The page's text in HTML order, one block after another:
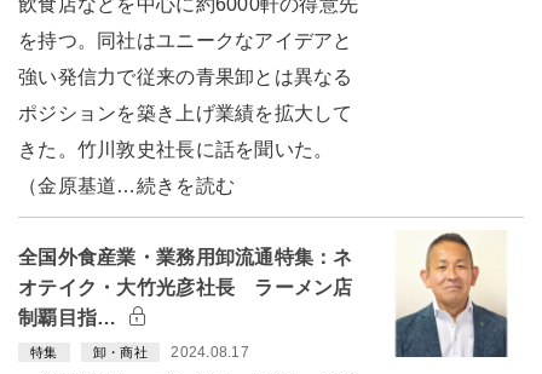
飲食店などを中心に約6000軒の得意先
を持つ。同社はユニークなアイデアと
強い発信力で従来の青果卸とは異なる
ポジションを築き上げ業績を拡大して
きた。竹川敦史社長に話を聞いた。
（金原基道…続きを読む
全国外食産業・業務用卸流通特集：ネ
オテイク・大竹光彦社長 ラーメン店
制覇目指…
特集 卸・商社 2024.08.17